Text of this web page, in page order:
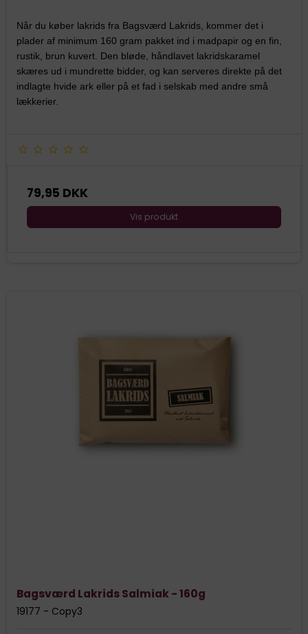
Når du køber lakrids fra Bagsværd Lakrids, kommer det i
plader af minimum 160 gram pakket ind i madpapir og en fin,
rustik, brun kuvert. Den bløde, håndlavet lakridskaramel
skæres ud i mundrette bidder, og kan serveres direkte på det
indlagte hvide ark eller på et fad i selskab med andre små
lækkerier.
79,95 DKK
Vis produkt
Bagsværd Lakrids Salmiak - 160g
19177 - Copy3